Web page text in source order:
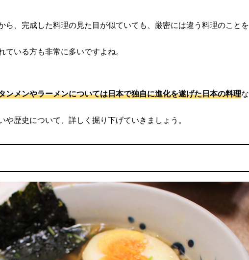
ら、完成した料理の見た目が似ていても、厳密には違う料理のことを
いる方も非常に多いですよね。
ンメンやラーメンについては日本で独自に進化を遂げた日本の料理な
歴史について、詳しく掘り下げていきましょう。